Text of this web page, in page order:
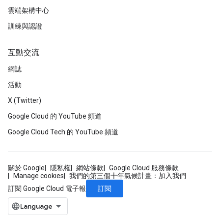
雲端架構中心
訓練與認證
互動交流
網誌
活動
X (Twitter)
Google Cloud 的 YouTube 頻道
Google Cloud Tech 的 YouTube 頻道
關於 Google 隱私權 網站條款
Google Cloud 服務條款
Manage cookies
我們的第三個十年氣候計畫：加入我們
訂閱 Google Cloud 電子報
訂閱